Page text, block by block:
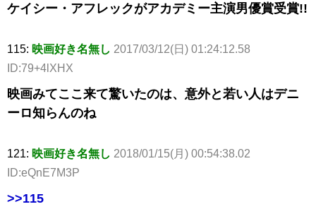
ケイシー・アフレックがアカデミー主演男優賞受賞!!
115: 映画好き名無し 2017/03/12(日) 01:24:12.58
ID:79+4lXHX
映画みてここ来て驚いたのは、意外と若い人はデニ
ーロ知らんのね
121: 映画好き名無し 2018/01/15(月) 00:54:38.02
ID:eQnE7M3P
>>115